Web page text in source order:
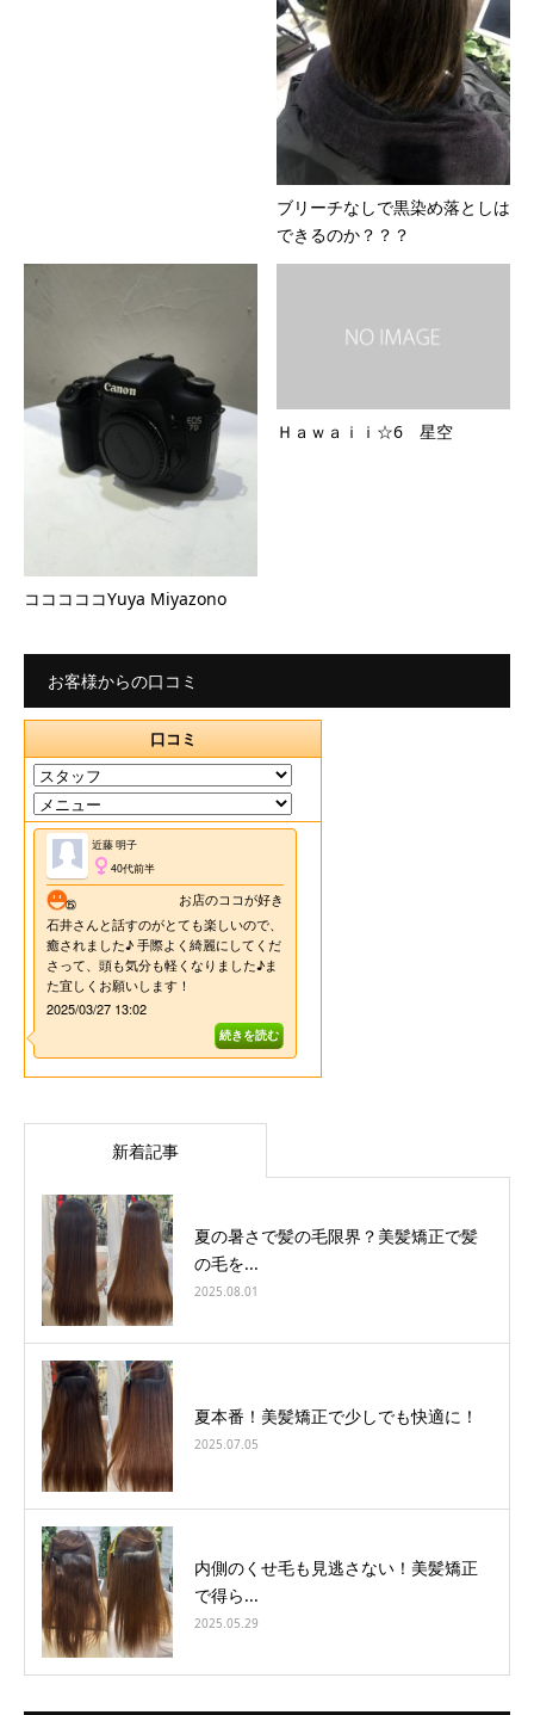
ブリーチなしで黒染め落としは
できるのか？？？
コココココYuya Miyazono
Ｈａｗａｉｉ☆6 星空
お客様からの口コミ
新着記事
夏の暑さで髪の毛限界？美髪矯正で髪
の毛を...
2025.08.01
夏本番！美髪矯正で少しでも快適に！
2025.07.05
内側のくせ毛も見逃さない！美髪矯正
で得ら...
2025.05.29